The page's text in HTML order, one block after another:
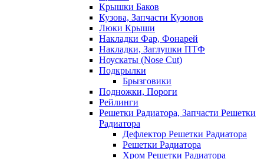
Крышки Баков
Кузова, Запчасти Кузовов
Люки Крыши
Накладки Фар, Фонарей
Накладки, Заглушки ПТФ
Ноускаты (Nose Cut)
Подкрылки
Брызговики
Подножки, Пороги
Рейлинги
Решетки Радиатора, Запчасти Решетки
Радиатора
Дефлектор Решетки Радиатора
Решетки Радиатора
Хром Решетки Радиатора